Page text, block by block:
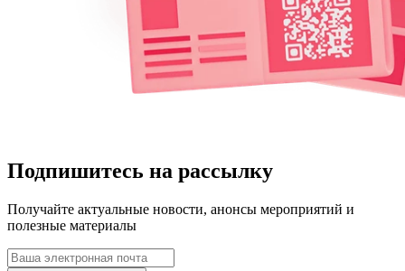
Подпишитесь на рассылку
Получайте актуальные новости, анонсы мероприятий и
полезные материалы